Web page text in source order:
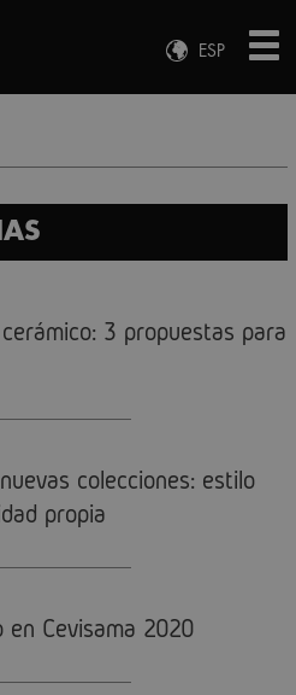
ESP
ENG
3 propuestas para
colecciones: estilo
propia
en Cevisama 2020